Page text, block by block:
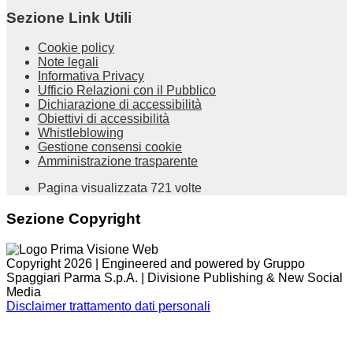
Sezione Link Utili
Cookie policy
Note legali
Informativa Privacy
Ufficio Relazioni con il Pubblico
Dichiarazione di accessibilità
Obiettivi di accessibilità
Whistleblowing
Gestione consensi cookie
Amministrazione trasparente
Pagina visualizzata 721 volte
Sezione Copyright
Copyright 2026 | Engineered and powered by Gruppo
Spaggiari Parma S.p.A. | Divisione Publishing & New Social
Media
Disclaimer trattamento dati personali